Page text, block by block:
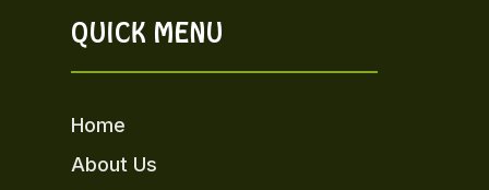
QUICK MENU
Home
About Us